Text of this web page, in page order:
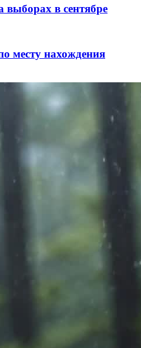
в сентябре
месту нахождения